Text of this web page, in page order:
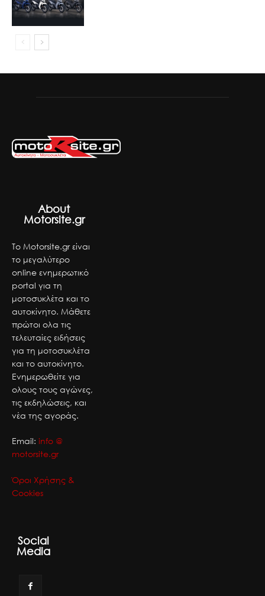
About
Motorsite.gr
Το Motorsite.gr είναι
το μεγαλύτερο
online ενημερωτικό
portal για τη
μοτοσυκλέτα και το
αυτοκίνητο. Μάθετε
πρώτοι ολα τις
τελευταίες ειδήσεις
για τη μοτοσυκλέτα
και το αυτοκίνητο.
Ενημερωθείτε για
ολους τους αγώνες,
τις εκδηλώσεις, και
νέα της αγοράς.
Email: info @
motorsite.gr
Όροι Χρήσης &
Cookies
Social
Media